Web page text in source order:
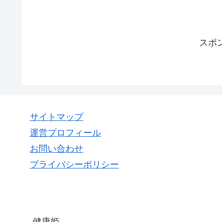
スポ
サイトマップ
運営プロフィール
お問い合わせ
プライバシーポリシー